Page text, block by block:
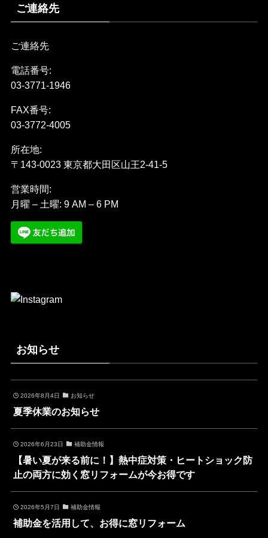
ご連絡先
ご連絡先
電話番号:
03-3771-1946
FAX番号:
03-3772-4005
所在地:
〒143-0023 東京都大田区山王2-41-5
営業時間:
月曜 – 土曜: 9 AM – 6 PM
お知らせ
2026年8月4日 お知らせ
夏季休業のお知らせ
2026年6月23日 補助金情報
【暑い夏が来る前に！】熱中症対策・ヒートショック防
止の両方に効く窓リフォームが今お得です
2026年5月7日 補助金情報
補助金を活用して、お得に窓リフォーム